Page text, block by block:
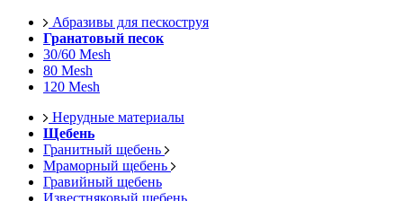
Абразивы для пескоструя
Гранатовый песок
30/60 Mesh
80 Mesh
120 Mesh
Нерудные материалы
Щебень
Гранитный щебень
Мраморный щебень
Гравийный щебень
Известняковый щебень